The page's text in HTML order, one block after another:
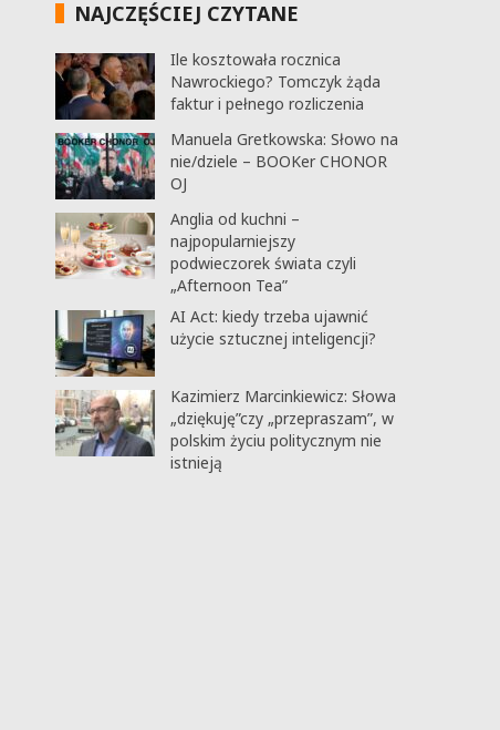
NAJCZĘŚCIEJ CZYTANE
Ile kosztowała rocznica
Nawrockiego? Tomczyk żąda
faktur i pełnego rozliczenia
Manuela Gretkowska: Słowo na
nie/dziele – BOOKer CHONOR
OJ
Anglia od kuchni –
najpopularniejszy
podwieczorek świata czyli
„Afternoon Tea”
AI Act: kiedy trzeba ujawnić
użycie sztucznej inteligencji?
Kazimierz Marcinkiewicz: Słowa
„dziękuję”czy „przepraszam”, w
polskim życiu politycznym nie
istnieją